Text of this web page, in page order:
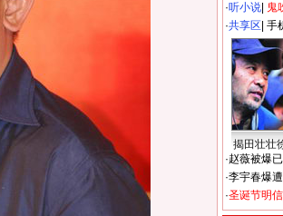
·听小说 鬼
·共享区 手
揭田壮壮
·赵薇被爆
·李宇春爆
·圣诞节明